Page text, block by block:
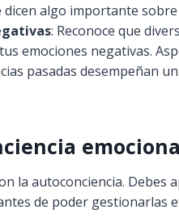
dicen algo importante
: Reconoce que
emociones negativas.
pasadas desempeñan
la autoconciencia. Debes
de poder gestionarlas